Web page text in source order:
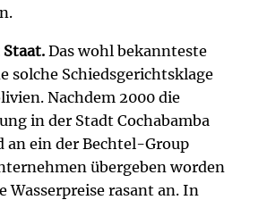
Das wohl bekannteste
solche Schiedsgerichtsklage
Nachdem 2000 die
in der Stadt Cochabamba
an ein der Bechtel-Group
übergeben worden
Wasserpreise rasant an. In